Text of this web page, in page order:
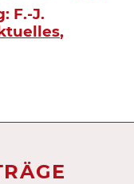
F.-J.
,